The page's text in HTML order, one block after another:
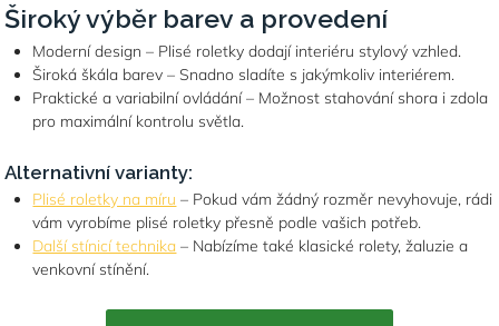
Široký výběr barev a provedení
Moderní design – Plisé roletky dodají interiéru stylový vzhled.
Široká škála barev – Snadno sladíte s jakýmkoliv interiérem.
Praktické a variabilní ovládání – Možnost stahování shora i zdola
pro maximální kontrolu světla.
Alternativní varianty:
Plisé roletky na míru – Pokud vám žádný rozměr nevyhovuje, rádi
vám vyrobíme plisé roletky přesně podle vašich potřeb.
Další stínicí technika – Nabízíme také klasické rolety, žaluzie a
venkovní stínění.